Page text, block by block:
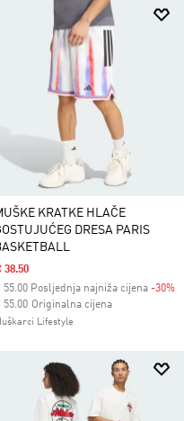
KRATKE HLAČE
DRESA PARIS
38.50
55.00 Posljednja najniža cijena -30%
Originalna cijena
umanjena od
55.00za
Lifestyle